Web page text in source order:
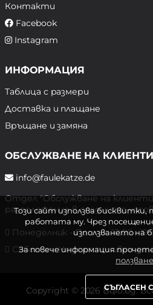
Контакти
Facebook
Instagram
ИНФОРМАЦИЯ
Таблица с размери
Доставка и плащане
Връщане и замяна
ОБСЛУЖВАНЕ НА КЛИЕНТИ
info@faulekatze.de
Отдел "Обслужване на
разположение в следните
Понеделник - Петък: 10:00 -
Събота и Неделя: почивен ден
Copyright © 2026 Bqlo.bg.
Този сайт използва
работата му. Чрез
използването на
За повече информация
ползване
СЪГЛАСЕН